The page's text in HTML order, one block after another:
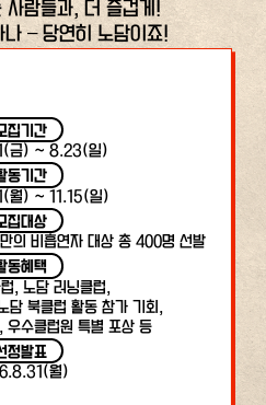
사람들과, 더 즐겁게!
– 당연히 노담이죠!
집기간
금) ~ 8.23(일)
동기간
월) ~ 11.15(일)
집대상
의 비흡연자 대상 총 400명 선발
동혜택
, 노담 러닝클럽,
담 북클럽 활동 참가 기회,
우수클럽원 특별 포상 등
정발표
월)